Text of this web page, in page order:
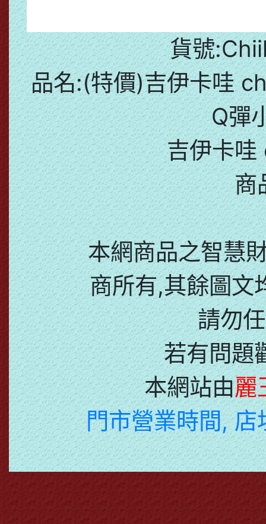
貨號
品名:(特價)吉伊卡哇
Q彈
吉伊卡
商
本網商品之智慧
商所有,其餘圖文
請勿
若有問題
本網站由麗
門市營業時間,